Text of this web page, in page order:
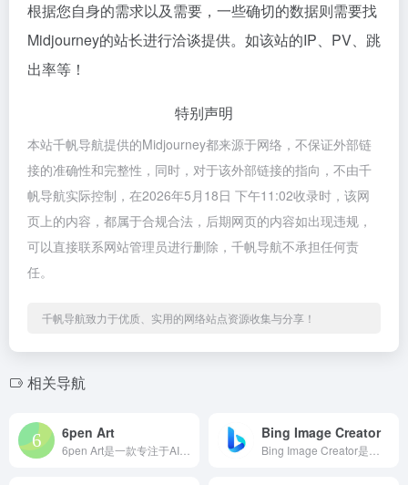
根据您自身的需求以及需要，一些确切的数据则需要找
Midjourney的站长进行洽谈提供。如该站的IP、PV、跳
出率等！
特别声明
本站千帆导航提供的Midjourney都来源于网络，不保证外部链
接的准确性和完整性，同时，对于该外部链接的指向，不由千
帆导航实际控制，在2026年5月18日 下午11:02收录时，该网
页上的内容，都属于合规合法，后期网页的内容如出现违规，
可以直接联系网站管理员进行删除，千帆导航不承担任何责
任。
千帆导航致力于优质、实用的网络站点资源收集与分享！
相关导航
6pen Art Bing Image Creator